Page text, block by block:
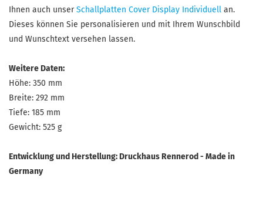
Ihnen auch unserSchallplatten Cover Display Individuell an.
Dieses können Sie personalisieren und mit Ihrem Wunschbild
und Wunschtext versehen lassen.
Weitere Daten:
Höhe: 350 mm
Breite: 292 mm
Tiefe: 185 mm
Gewicht: 525 g
Entwicklung und Herstellung: Druckhaus Rennerod - Made in
Germany